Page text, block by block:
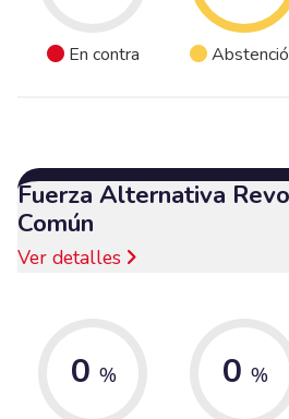
En contra
Fuerza Alternativa
Común
Ver detalles
0 % 0 %